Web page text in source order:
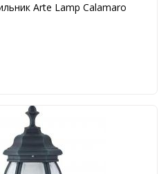
Arte Lamp Calamaro